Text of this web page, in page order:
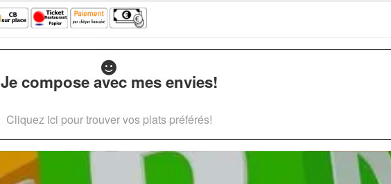
Je compose avec mes envies!
Cliquez ici pour trouver vos plats préférés!